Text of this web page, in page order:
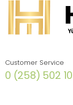
Customer Service
0 (258) 502 10